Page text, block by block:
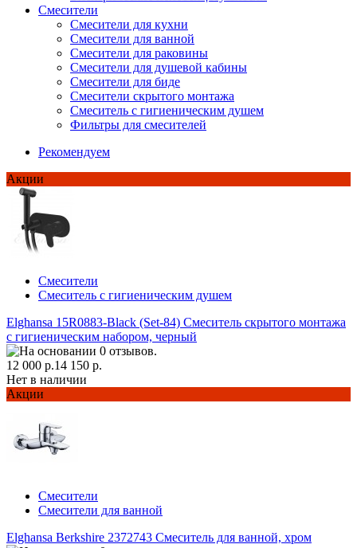
Смесители
Смесители для кухни
Смесители для ванной
Смесители для раковины
Смесители для душевой кабины
Смесители для биде
Смесители скрытого монтажа
Смеситель с гигиеническим душем
Фильтры для смесителей
Рекомендуем
Акции
Смесители
Смеситель с гигиеническим душем
Elghansa 15R0883-Black (Set-84) Смеситель скрытого монтажа
с гигиеническим набором, черный
12 000 р.14 150 р.
Нет в наличии
Акции
Смесители
Смесители для ванной
Elghansa Berkshire 2372743 Смеситель для ванной, хром